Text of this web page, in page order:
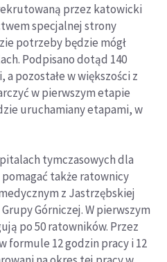
przez katowicki
specjalnej strony
potrzeby będzie mógł
Podpisano dotąd 140
pozostałe w większości z
w pierwszym etapie
uruchamiany etapami, w
tymczasowych dla
pomagać także ratownicy
z Jastrzębskiej
Górniczej. W pierwszym
po 50 ratowników. Przez
formule 12 godzin pracy i 12